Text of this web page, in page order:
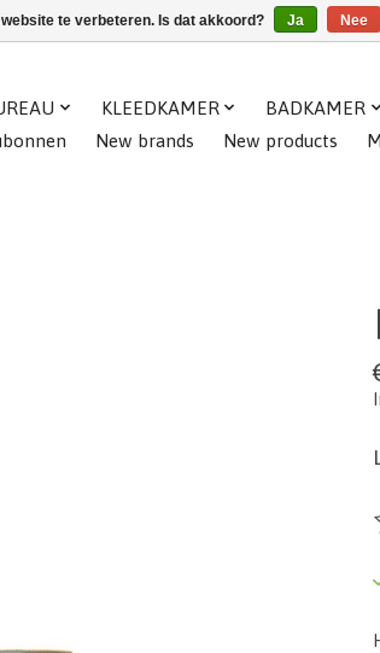
KLEEDKAMER BADKAMER
New brands New products
te verbeteren. Is dat akkoord? Ja Nee